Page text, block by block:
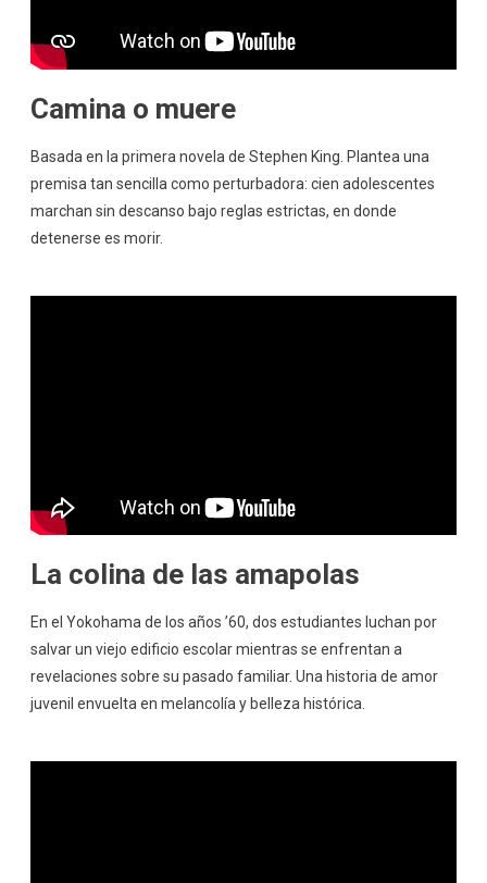
Camina o muere
Basada en la primera novela de Stephen King. Plantea una
premisa tan sencilla como perturbadora: cien adolescentes
marchan sin descanso bajo reglas estrictas, en donde
detenerse es morir.
La colina de las amapolas
En el Yokohama de los años ’60, dos estudiantes luchan por
salvar un viejo edificio escolar mientras se enfrentan a
revelaciones sobre su pasado familiar. Una historia de amor
juvenil envuelta en melancolía y belleza histórica.